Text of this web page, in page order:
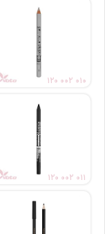
۱۲۰ ۰۰۲ ۰۱۰
۱۲۰ ۰۰۲ ۰۱۱